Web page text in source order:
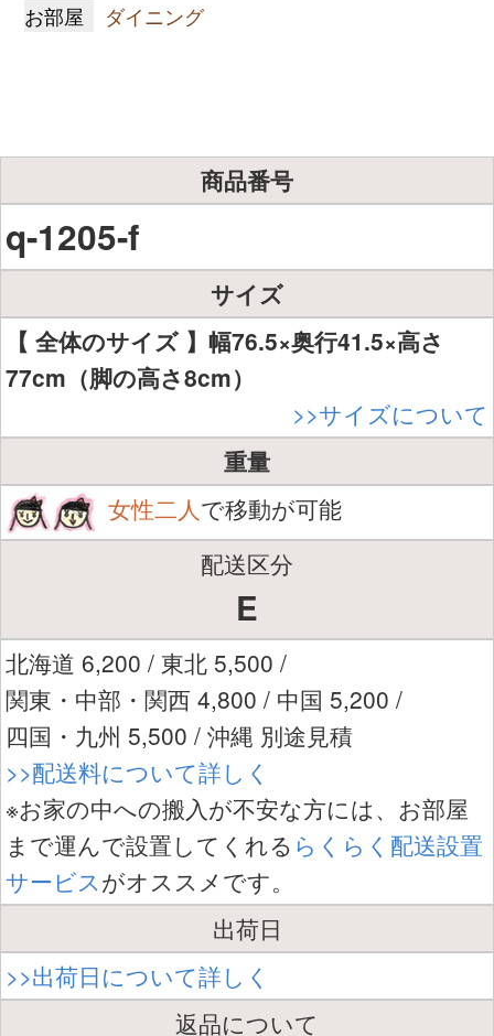
お部屋
ダイニング
商品番号
q-1205-f
サイズ
【 全体のサイズ 】幅76.5×奥行41.5×高さ
77cm（脚の高さ8cm）
>>サイズについて
重量
女性二人で移動が可能
配送区分
E
北海道 6,200 / 東北 5,500 /
関東・中部・関西 4,800 / 中国 5,200 /
四国・九州 5,500 / 沖縄 別途見積
>>配送料について詳しく
※お家の中への搬入が不安な方には、お部屋
まで運んで設置してくれる らくらく配送設置
サービスがオススメです。
出荷日
>>出荷日について詳しく
返品について